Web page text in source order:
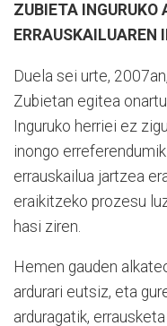
ZUBIETA INGURUKO
ERRAUSKAILUAREN
Duela sei urte,
Zubietan egitea
Inguruko herriei ez
inongo
errauskailua jartzea
eraikitzeko prozesu
hasi ziren.
Hemen gauden
ardurari eutsiz, eta
arduragatik,